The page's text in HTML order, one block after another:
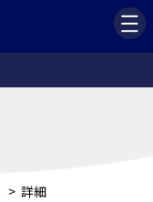
> 詳細